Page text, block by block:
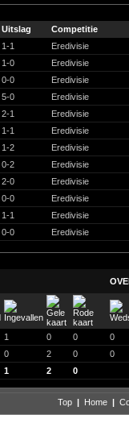
Uitslag
Competitie
1-1
Eredivisie
1-0
Eredivisie
0-0
Eredivisie
5-0
Eredivisie
2-1
Eredivisie
1-1
Eredivisie
1-2
Eredivisie
0-2
Eredivisie
2-0
Eredivisie
0-0
Eredivisie
1-1
Eredivisie
0-0 Eredivisie
1 0 0
0
0 2 0
0
1 2 0
Top | Home |